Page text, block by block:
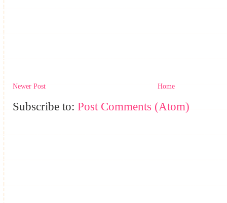
Newer Post Home
Subscribe to: Post Comments (Atom)